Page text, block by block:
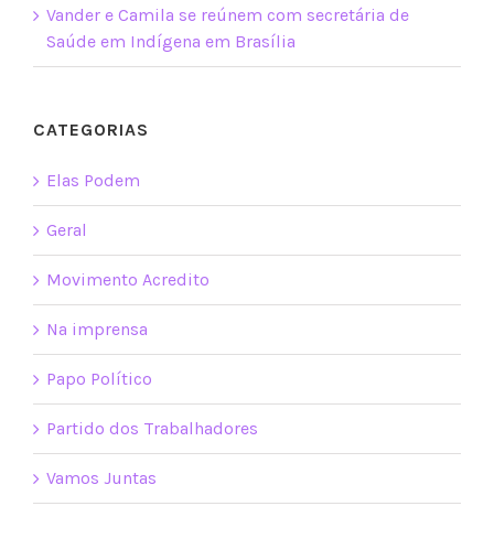
Vander e Camila se reúnem com secretária de
Saúde em Indígena em Brasília
CATEGORIAS
Elas Podem
Geral
Movimento Acredito
Na imprensa
Papo Político
Partido dos Trabalhadores
Vamos Juntas